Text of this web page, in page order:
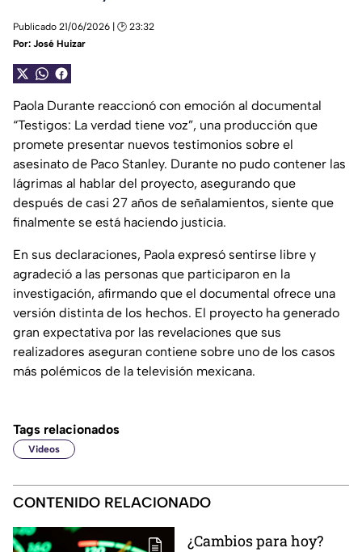
Publicado 21/06/2026 | 🕑 23:32
Por: José Huizar
Paola Durante reaccionó con emoción al documental
“Testigos: La verdad tiene voz”, una producción que
promete presentar nuevos testimonios sobre el
asesinato de Paco Stanley. Durante no pudo contener las
lágrimas al hablar del proyecto, asegurando que
después de casi 27 años de señalamientos, siente que
finalmente se está haciendo justicia.
En sus declaraciones, Paola expresó sentirse libre y
agradeció a las personas que participaron en la
investigación, afirmando que el documental ofrece una
versión distinta de los hechos. El proyecto ha generado
gran expectativa por las revelaciones que sus
realizadores aseguran contiene sobre uno de los casos
más polémicos de la televisión mexicana.
Tags relacionados
Videos
CONTENIDO RELACIONADO
¿Cambios para hoy?